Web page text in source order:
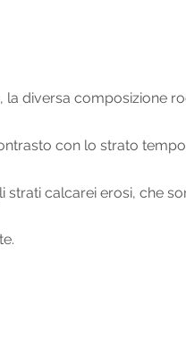
la diversa composizione
con lo strato
strati calcarei erosi, che